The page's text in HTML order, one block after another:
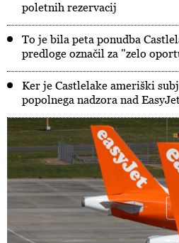
poletnih rezervacij
To je bila peta ponudba
predloge označil za "zelo
Ker je Castlelake ameriški
popolnega nadzora nad